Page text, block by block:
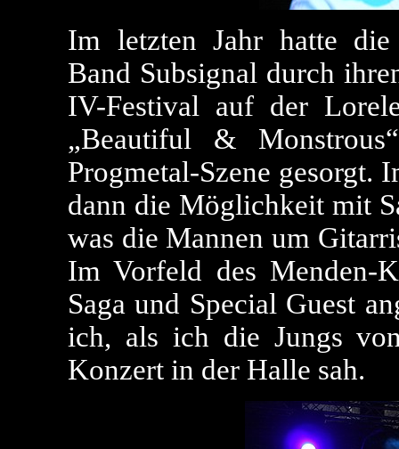
Im letzten Jahr hatte die
Band Subsignal durch
IV-Festival auf der
„Beautiful &
Progmetal-Szene gesorgt.
dann die Möglichkeit mit
was die Mannen um
Im Vorfeld des Menden-
Saga und Special Guest
ich, als ich die Jungs
Konzert in der Halle sah.